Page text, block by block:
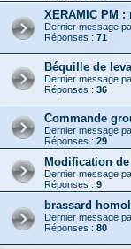
XERAMIC PM
Dernier message
Réponses : 71
Béquille de
Dernier message
Réponses : 36
Commande
Dernier message
Réponses : 29
Modification
Dernier message
Réponses : 9
brassard
Dernier message
Réponses : 80